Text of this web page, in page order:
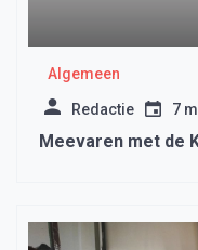
Algemeen
Redactie 7
Meevaren met de